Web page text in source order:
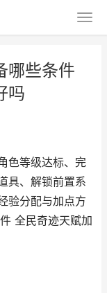
哪些条件
吗
色等级达标、完
具、解锁前置系
验分配与加点方
全民奇迹天赋加